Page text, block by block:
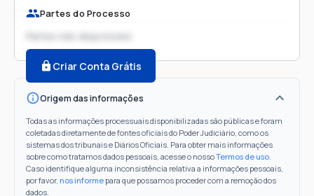
Partes do Processo
Partes não disponíveis
Criar Conta Grátis
Origem das informações
Todas as informações processuais disponibilizadas são públicas e foram
coletadas diretamente de fontes oficiais do Poder Judiciário, como os
sistemas dos tribunais e Diários Oficiais. Para obter mais informações
sobre como tratamos dados pessoais, acesse o nossoTermos de uso.
Caso identifique alguma inconsistência relativa a informações pessoais,
por favor, nos informe para que possamos proceder com a remoção dos
dados.